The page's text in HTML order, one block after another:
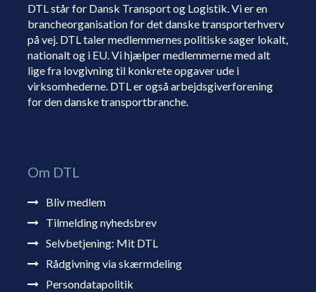
DTL står for Dansk Transport og Logistik. Vi er en
brancheorganisation for det danske transporterhverv
på vej. DTL taler medlemmernes politiske sager lokalt,
nationalt og i EU. Vi hjælper medlemmerne med alt
lige fra lovgivning til konkrete opgaver ude i
virksomhederne. DTL er også arbejdsgiverforening
for den danske transportbranche.
Om DTL
Bliv medlem
Tilmelding nyhedsbrev
Selvbetjening: Mit DTL
Rådgivning via skærmdeling
Persondatapolitik